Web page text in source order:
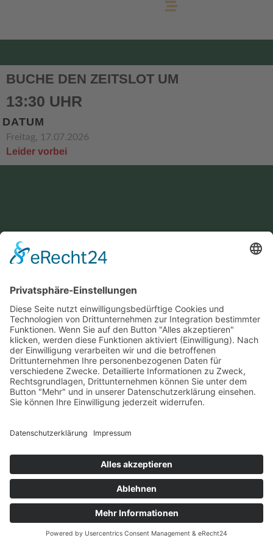
BUCHE DEN ZEITSLOT UM
13:30 UHR
DATUM
Freitag, 17.07.2026
Leider vorbei
Ein Produkt von SYNTURA - Emotion,
Spaß und Herausforderung
KONTAKT
+49 7422 240693
Impressum Datenschutz­
© Hirschgrund Zipline Area
Vertrag widerrufen